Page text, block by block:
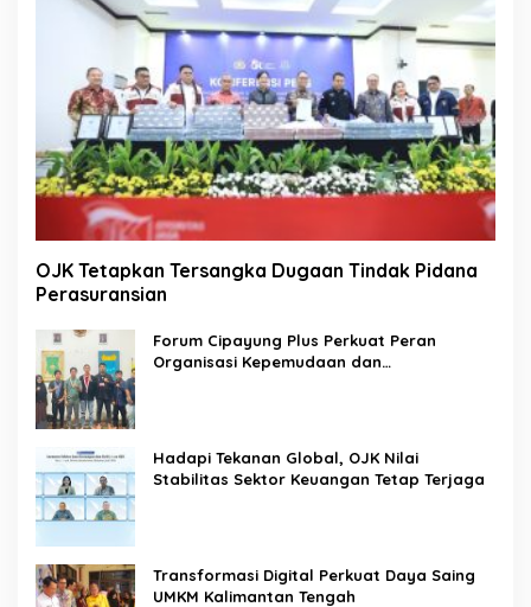
OJK Tetapkan Tersangka Dugaan Tindak Pidana
Perasuransian
Forum Cipayung Plus Perkuat Peran
Organisasi Kepemudaan dan
Hadapi Tekanan Global, OJK Nilai
Stabilitas Sektor Keuangan Tetap Terjaga
Transformasi Digital Perkuat Daya Saing
UMKM Kalimantan Tengah